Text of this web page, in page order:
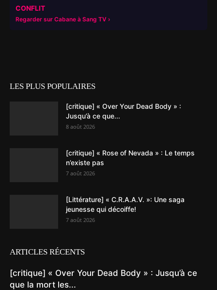
CONFLIT
Regarder sur Cabane à Sang TV
LES PLUS POPULAIRES
[critique] « Over Your Dead Body » :
Jusqu’à ce que...
8 août 2026
[critique] « Rose of Nevada » : Le temps
n’existe pas
7 août 2026
[Littérature] « C.R.A.A.V. »: Une saga
jeunesse qui décoiffe!
7 août 2026
ARTICLES RÉCENTS
[critique] « Over Your Dead Body » : Jusqu’à ce
que la mort les...